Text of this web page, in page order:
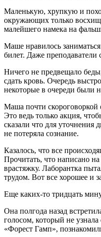
Маленькую, хрупкую и
окружающих только
малейшего намека на
Маше нравилось
билет. Даже преподаватели
Ничего не предвещало
сдать кровь. Очередь
некоторые в очереди были
Маша почти скороговоркой
Это ведь только акция,
сказали что для уточнения
не потеряла сознание.
Казалось, что все
Прочитать, что написано
врастяжку. Лаборантка
трудом. Вот все хорошее и
Еще каких-то тридцать
Она полгода назад
голосом, который не
«Форест Гамп»,